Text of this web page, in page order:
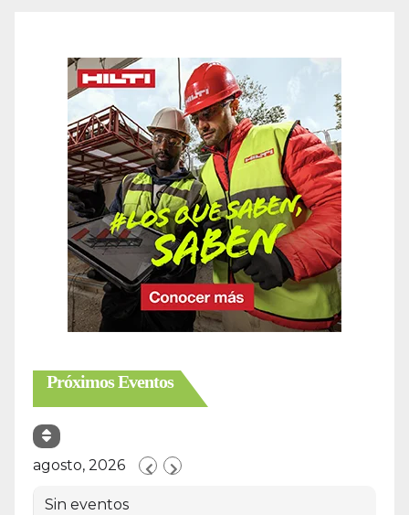
Próximos Eventos
agosto, 2026
Sin eventos